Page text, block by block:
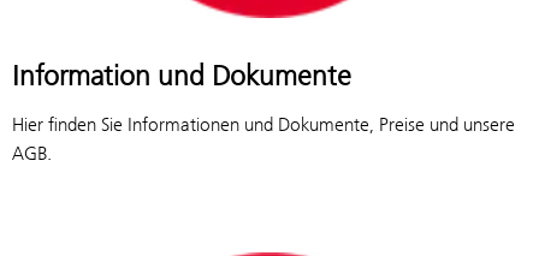
Information und Dokumente
Hier finden Sie Informationen und Dokumente, Preise und unsere
AGB.